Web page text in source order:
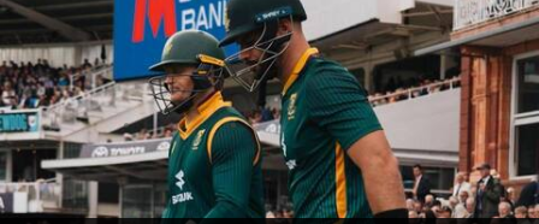
धरती पर वनडे में बनाए गए सर्वोच्च
स्कोर
लेखन भारत शर्मा Sep 05, 2025 06:03 pm
क्या है खबर?